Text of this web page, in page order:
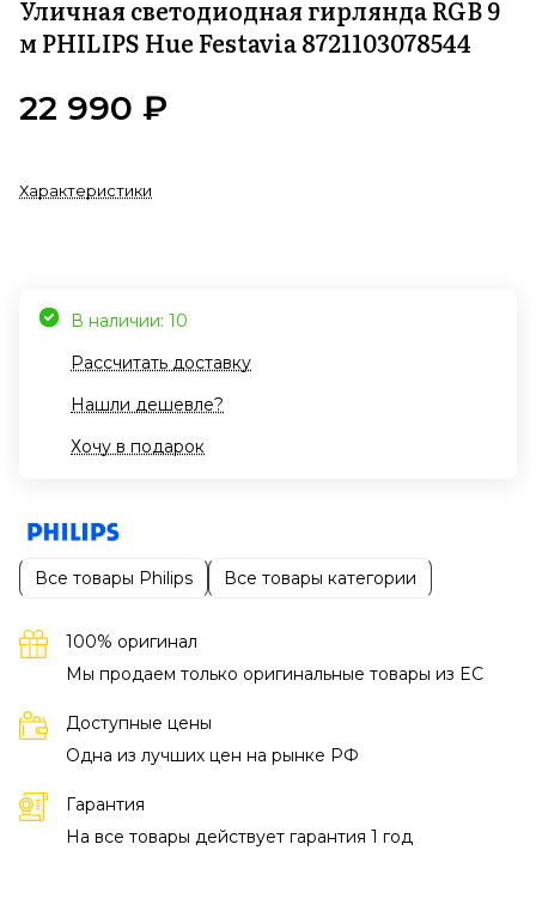
Уличная светодиодная гирлянда RGB 9
м PHILIPS Hue Festavia 8721103078544
22 990 ₽
Характеристики
В наличии: 10
Рассчитать доставку
Нашли дешевле?
Хочу в подарок
Все товары Philips Все товары категории
100% оригинал
Мы продаем только оригинальные товары из EC
Доступные цены
Одна из лучших цен на рынке РФ
Гарантия
На все товары действует гарантия 1 год